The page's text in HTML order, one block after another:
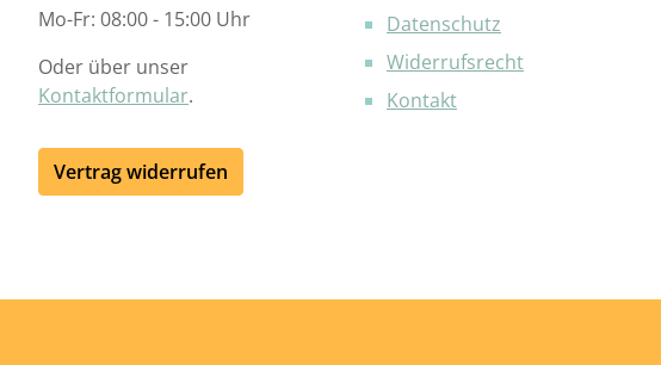
Mo-Fr: 08:00 - 15:00 Uhr
Oder über unser
Kontaktformular.
Vertrag widerrufen
Datenschutz
Widerrufsrecht
Kontakt